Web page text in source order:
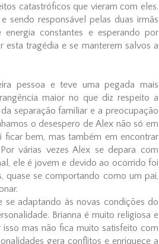
catastróficos que vieram com eles.
sendo responsável pelas duas irmãs
constantes e esperando por
esta tragédia e se manterem salvos a
pessoa e teve uma pegada mais
maior no que diz respeito a
separação familiar e a preocupação
o desespero de Alex não só em
ficar bem, mas também em encontrar
várias vezes Alex se depara com
ele é jovem e devido ao ocorrido foi
quase se comportando como um pai,
se adaptando às novas condições do
Brianna é muito religiosa e
mas não fica muito satisfeito com
gera conflitos e enriquece a